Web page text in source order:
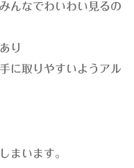
んなでわいわい見るの
り
に取りやすいようアル
まいます。